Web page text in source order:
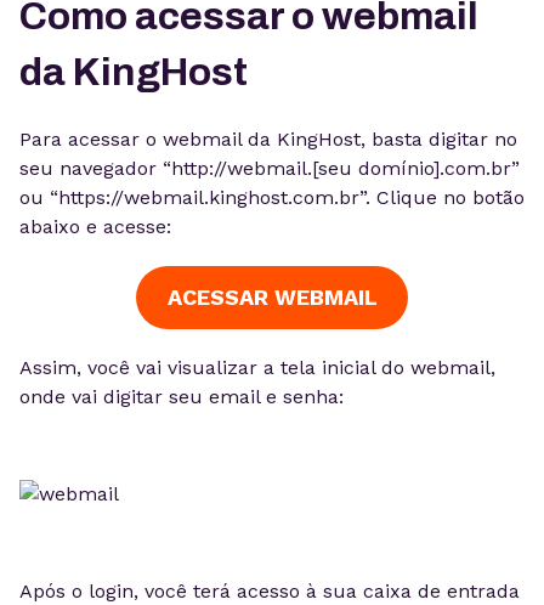
Como acessar o webmail
da KingHost
Para acessar o webmail da KingHost, basta digitar no
seu navegador “http://webmail.[seu domínio].com.br”
ou “https://webmail.kinghost.com.br”. Clique no botão
abaixo e acesse:
ACESSAR WEBMAIL
Assim, você vai visualizar a tela inicial do webmail,
onde vai digitar seu email e senha:
Após o login, você terá acesso à sua caixa de entrada